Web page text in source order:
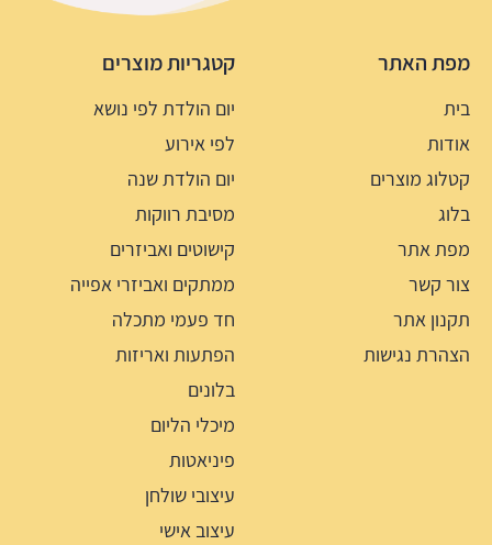
מפת האתר
בית
אודות
קטלוג מוצרים
בלוג
מפת אתר
צור קשר
תקנון אתר
הצהרת נגישות
קטגריות מוצרים
יום הולדת לפי נושא
לפי אירוע
יום הולדת שנה
מסיבת רווקות
קישוטים ואביזרים
ממתקים ואביזרי אפייה
חד פעמי מתכלה
הפתעות ואריזות
בלונים
מיכלי הליום
פיניאטות
עיצובי שולחן
עיצוב אישי